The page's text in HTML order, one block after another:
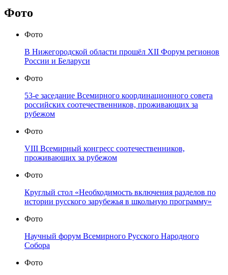
Фото
Фото
В Нижегородской области прошёл XII Форум регионов
России и Беларуси
Фото
53-е заседание Всемирного координационного совета
российских соотечественников, проживающих за
рубежом
Фото
VIII Всемирный конгресс соотечественников,
проживающих за рубежом
Фото
Круглый стол «Необходимость включения разделов по
истории русского зарубежья в школьную программу»
Фото
Научный форум Всемирного Русского Народного
Собора
Фото